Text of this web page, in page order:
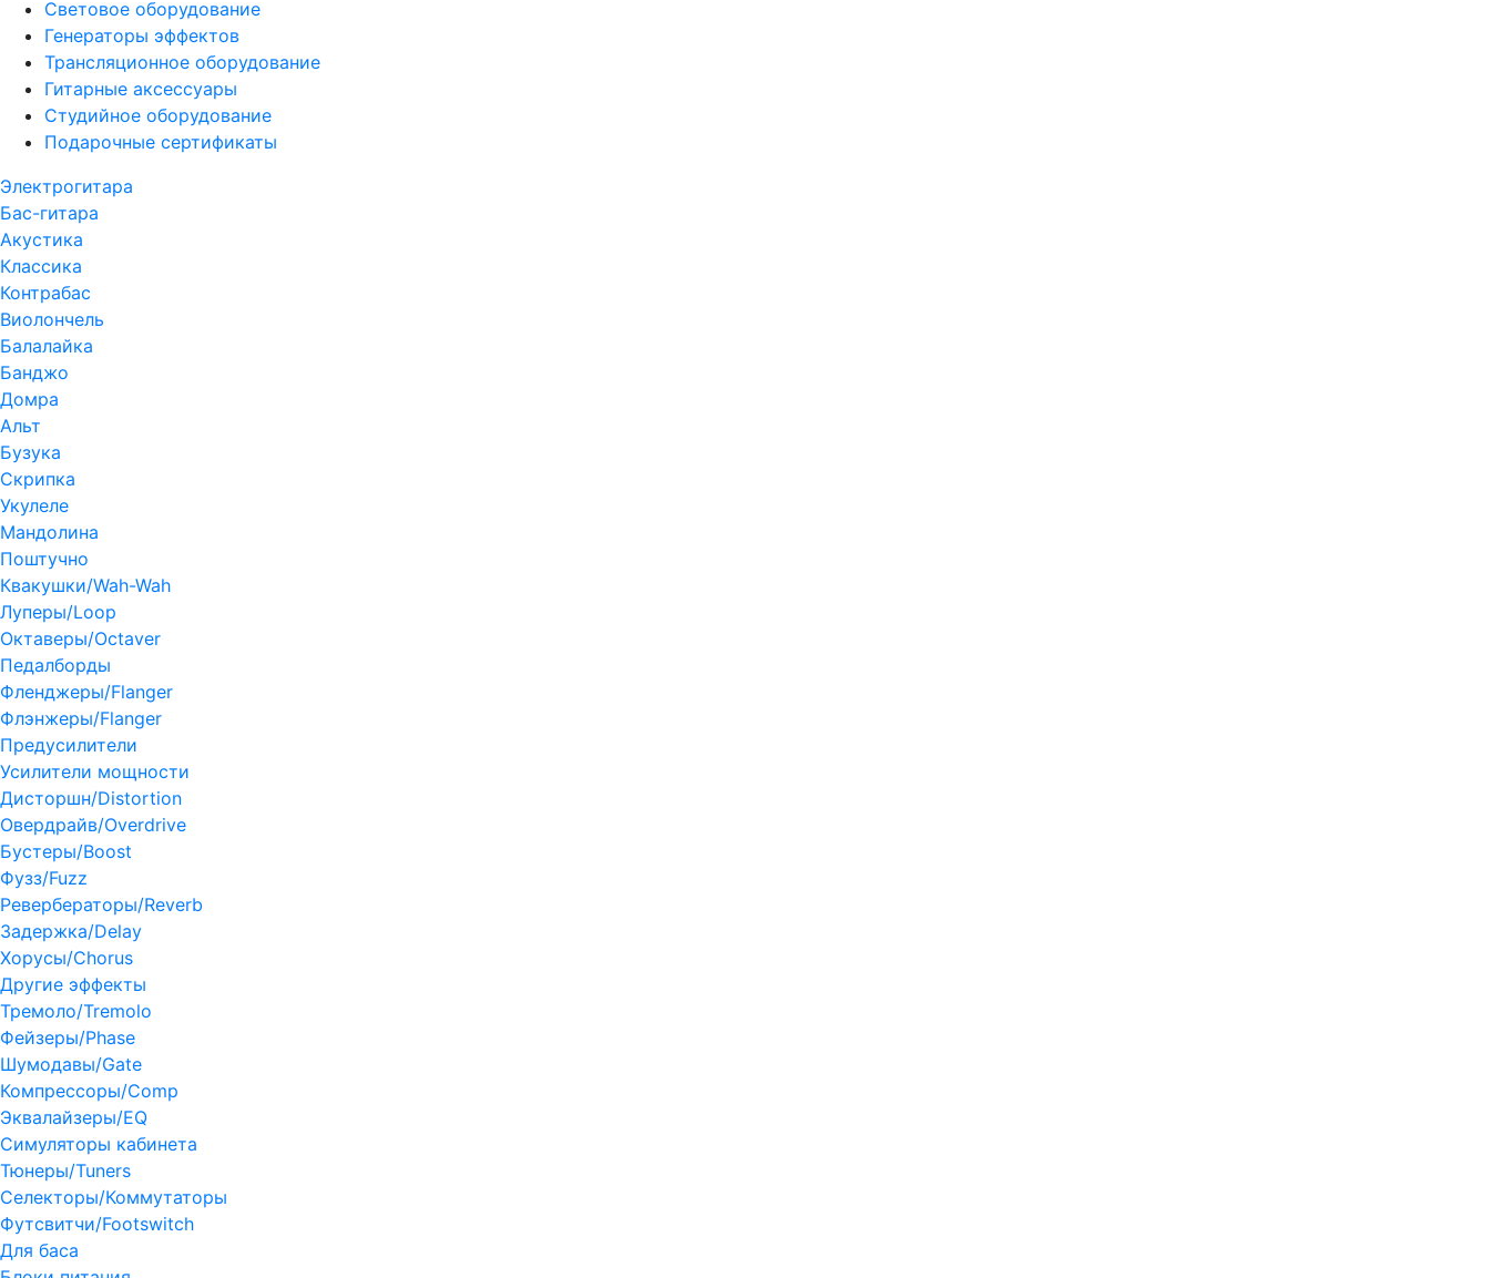
Световое оборудование
Генераторы эффектов
Трансляционное оборудование
Гитарные аксессуары
Студийное оборудование
Подарочные сертификаты
Электрогитара
Бас-гитара
Акустика
Классика
Контрабас
Виолончель
Балалайка
Банджо
Домра
Альт
Бузука
Скрипка
Укулеле
Мандолина
Поштучно
Квакушки/Wah-Wah
Луперы/Loop
Октаверы/Octaver
Педалборды
Фленджеры/Flanger
Флэнжеры/Flanger
Предусилители
Усилители мощности
Дисторшн/Distortion
Овердрайв/Overdrive
Бустеры/Boost
Фузз/Fuzz
Ревербераторы/Reverb
Задержка/Delay
Хорусы/Chorus
Другие эффекты
Тремоло/Tremolo
Фейзеры/Phase
Шумодавы/Gate
Компрессоры/Comp
Эквалайзеры/EQ
Симуляторы кабинета
Тюнеры/Tuners
Селекторы/Коммутаторы
Футсвитчи/Footswitch
Для баса